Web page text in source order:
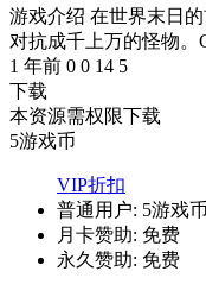
游戏介绍 在世界末日
对抗成千上万的怪物。
1 年前 0 0 14 5
下载
本资源需权限下载
5游戏币
VIP折扣
普通用户: 5游戏币
月卡赞助: 免费
永久赞助: 免费